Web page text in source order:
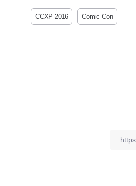
CCXP 2016 Comic Con